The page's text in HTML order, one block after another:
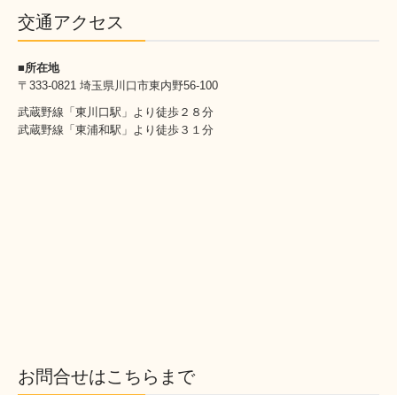
交通アクセス
■所在地
〒333-0821 埼玉県川口市東内野56-100
武蔵野線「東川口駅」より徒歩２８分
武蔵野線「東浦和駅」より徒歩３１分
お問合せはこちらまで